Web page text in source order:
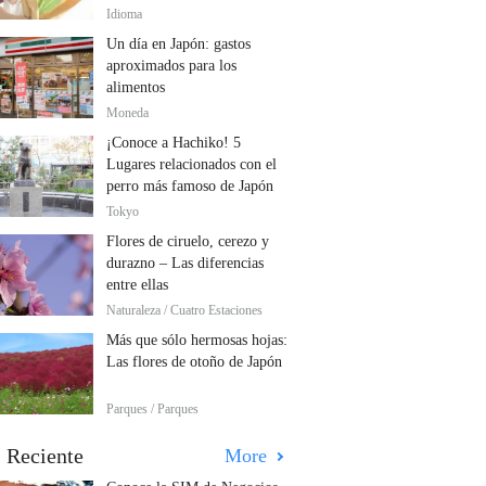
Idioma
Un día en Japón: gastos
aproximados para los
alimentos
Moneda
¡Conoce a Hachiko! 5
Lugares relacionados con el
perro más famoso de Japón
Tokyo
Flores de ciruelo, cerezo y
durazno – Las diferencias
entre ellas
Naturaleza / Cuatro Estaciones
Más que sólo hermosas hojas:
Las flores de otoño de Japón
Parques / Parques
Reciente More